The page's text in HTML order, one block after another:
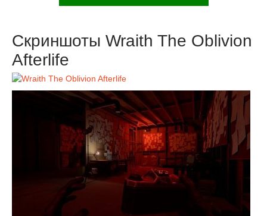
Скриншоты Wraith The Oblivion
Afterlife